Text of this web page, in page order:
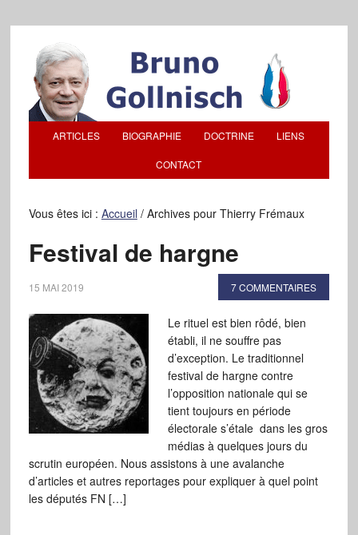
ARTICLES BIOGRAPHIE DOCTRINE LIENS
CONTACT
Vous êtes ici : Accueil /Archives pour Thierry Frémaux
Festival de hargne
15 MAI 2019 7 COMMENTAIRES
Le rituel est bien rôdé, bien
établi, il ne souffre pas
d’exception. Le traditionnel
festival de hargne contre
l’opposition nationale qui se
tient toujours en période
électorale s’étale dans les gros
médias à quelques jours du
scrutin européen. Nous assistons à une avalanche
d’articles et autres reportages pour expliquer à quel point
les députés FN […]